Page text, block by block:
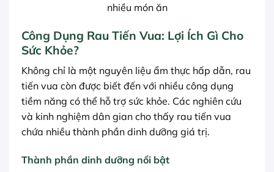
nhiều món ăn
Công Dụng Rau Tiến Vua: Lợi Ích Gì Cho
Sức Khỏe?
Không chỉ là một nguyên liệu ẩm thực hấp dẫn, rau
tiến vua còn được biết đến với nhiều công dụng
tiềm năng có thể hỗ trợ sức khỏe. Các nghiên cứu
và kinh nghiệm dân gian cho thấy rau tiến vua
chứa nhiều thành phần dinh dưỡng giá trị.
Thành phần dinh dưỡng nổi bật